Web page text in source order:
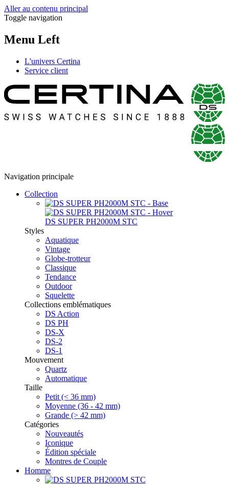
Aller au contenu principal
Toggle navigation
Menu Left
L'univers Certina
Service client
Navigation principale
Collection
DS SUPER PH2000M STC
Styles
Aquatique
Vintage
Globe-trotteur
Classique
Tendance
Outdoor
Squelette
Collections emblématiques
DS Action
DS PH
DS-X
DS-2
DS-1
Mouvement
Quartz
Automatique
Taille
Petit (< 36 mm)
Moyenne (36 - 42 mm)
Grande (> 42 mm)
Catégories
Nouveautés
Iconique
Édition spéciale
Montres de Couple
Homme